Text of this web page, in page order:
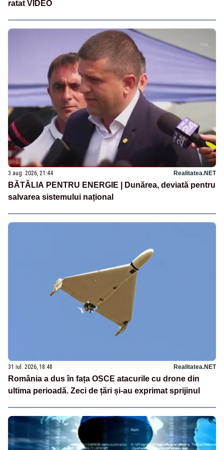
ratat VIDEO
3 aug. 2026, 21:44 Realitatea.NET
BĂTĂLIA PENTRU ENERGIE | Dunărea, deviată pentru
salvarea sistemului național
31 iul. 2026, 18:48 Realitatea.NET
România a dus în fața OSCE atacurile cu drone din
ultima perioadă. Zeci de țări și-au exprimat sprijinul